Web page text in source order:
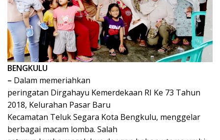
BENGKULU
– Dalam memeriahkan
peringatan Dirgahayu Kemerdekaan RI Ke 73 Tahun
2018, Kelurahan Pasar Baru
Kecamatan Teluk Segara Kota Bengkulu, menggelar
berbagai macam lomba. Salah